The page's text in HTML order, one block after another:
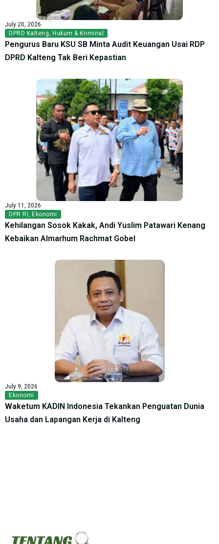
July 20, 2026
DPRD Kalteng, Hukum & Kriminal
Pengurus Baru KSU SB Minta Audit Keuangan Usai RDP
DPRD Kalteng Tak Beri Kepastian
July 11, 2026
DPR RI , Ekonomi
Kehilangan Sosok Kakak, Andi Yuslim Patawari Kenang
Kebaikan Almarhum Rachmat Gobel
July 9, 2026
Ekonomi
Waketum KADIN Indonesia Tekankan Penguatan Dunia
Usaha dan Lapangan Kerja di Kalteng